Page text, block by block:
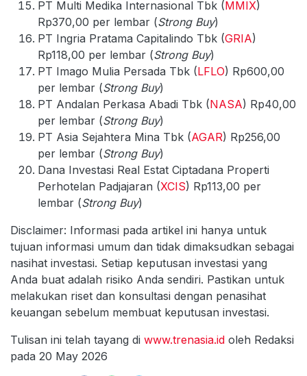
PT Multi Medika Internasional Tbk (MMIX)
Rp370,00 per lembar (Strong Buy)
PT Ingria Pratama Capitalindo Tbk (GRIA)
Rp118,00 per lembar (Strong Buy)
PT Imago Mulia Persada Tbk (LFLO) Rp600,00
per lembar (Strong Buy)
PT Andalan Perkasa Abadi Tbk (NASA) Rp40,00
per lembar (Strong Buy)
PT Asia Sejahtera Mina Tbk (AGAR) Rp256,00
per lembar (Strong Buy)
Dana Investasi Real Estat Ciptadana Properti
Perhotelan Padjajaran (XCIS) Rp113,00 per
lembar (Strong Buy)
Disclaimer: Informasi pada artikel ini hanya untuk
tujuan informasi umum dan tidak dimaksudkan sebagai
nasihat investasi. Setiap keputusan investasi yang
Anda buat adalah risiko Anda sendiri. Pastikan untuk
melakukan riset dan konsultasi dengan penasihat
keuangan sebelum membuat keputusan investasi.
Tulisan ini telah tayang di www.trenasia.id oleh Redaksi
pada 20 May 2026